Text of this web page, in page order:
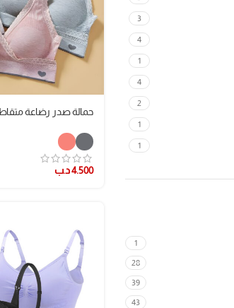
3
4
1
4
2
1
1
1
28
39
43
حمالة صدر رضاعة
4.500د.ب